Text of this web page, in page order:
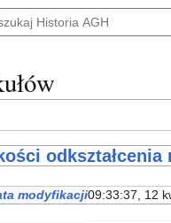
odkształcenia
modyfikacji09:33:37, 12